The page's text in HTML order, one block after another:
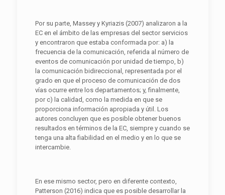
Por su parte, Massey y Kyriazis (2007) analizaron a la
EC en el ámbito de las empresas del sector servicios
y encontraron que estaba conformada por: a) la
frecuencia de la comunicación, referida al número de
eventos de comunicación por unidad de tiempo, b)
la comunicación bidireccional, representada por el
grado en que el proceso de comunicación de dos
vías ocurre entre los departamentos; y, finalmente,
por c) la calidad, como la medida en que se
proporciona información apropiada y útil. Los
autores concluyen que es posible obtener buenos
resultados en términos de la EC, siempre y cuando se
tenga una alta fiabilidad en el medio y en lo que se
intercambie.
En ese mismo sector, pero en diferente contexto,
Patterson (2016) indica que es posible desarrollar la